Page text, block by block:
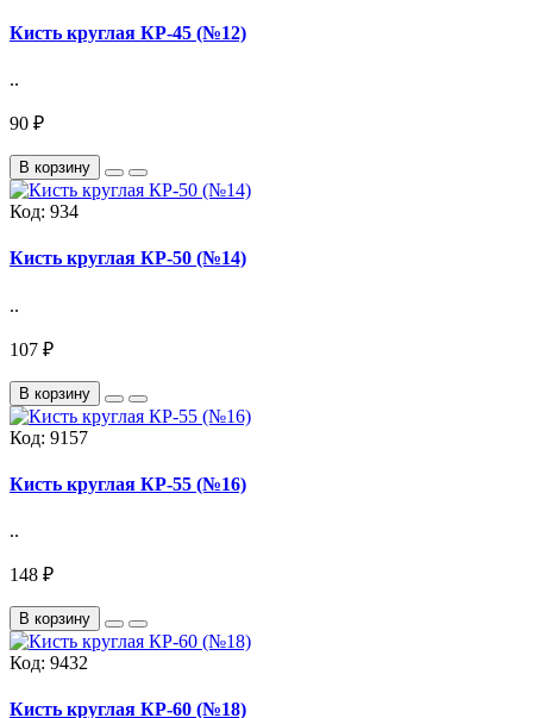
Кисть круглая КР-45 (№12)
..
90 ₽
В корзину
Код: 934
Кисть круглая КР-50 (№14)
..
107 ₽
В корзину
Код: 9157
Кисть круглая КР-55 (№16)
..
148 ₽
В корзину
Код: 9432
Кисть круглая КР-60 (№18)